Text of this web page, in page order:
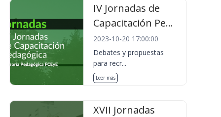
IV Jornadas de
Capacitación Pe...
2023-10-20 17:00:00
Debates y propuestas
para recr...
Leer más
XVII Jornadas